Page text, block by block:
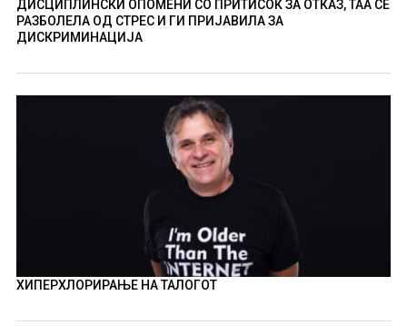
ДИСЦИПЛИНСКИ ОПОМЕНИ СО ПРИТИСОК ЗА ОТКАЗ, ТАА СЕ
РАЗБОЛЕЛА ОД СТРЕС И ГИ ПРИЈАВИЛА ЗА
ДИСКРИМИНАЦИЈА
ХИПЕРХЛОРИРАЊЕ НА ТАЛОГОТ